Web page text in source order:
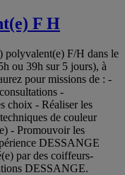
F H
polyvalent(e) F/H dans le
ou 39h sur 5 jours), à
pour missions de : -
-
choix - Réaliser les
de couleur
- Promouvoir les
DESSANGE
par des coiffeurs-
DESSANGE.